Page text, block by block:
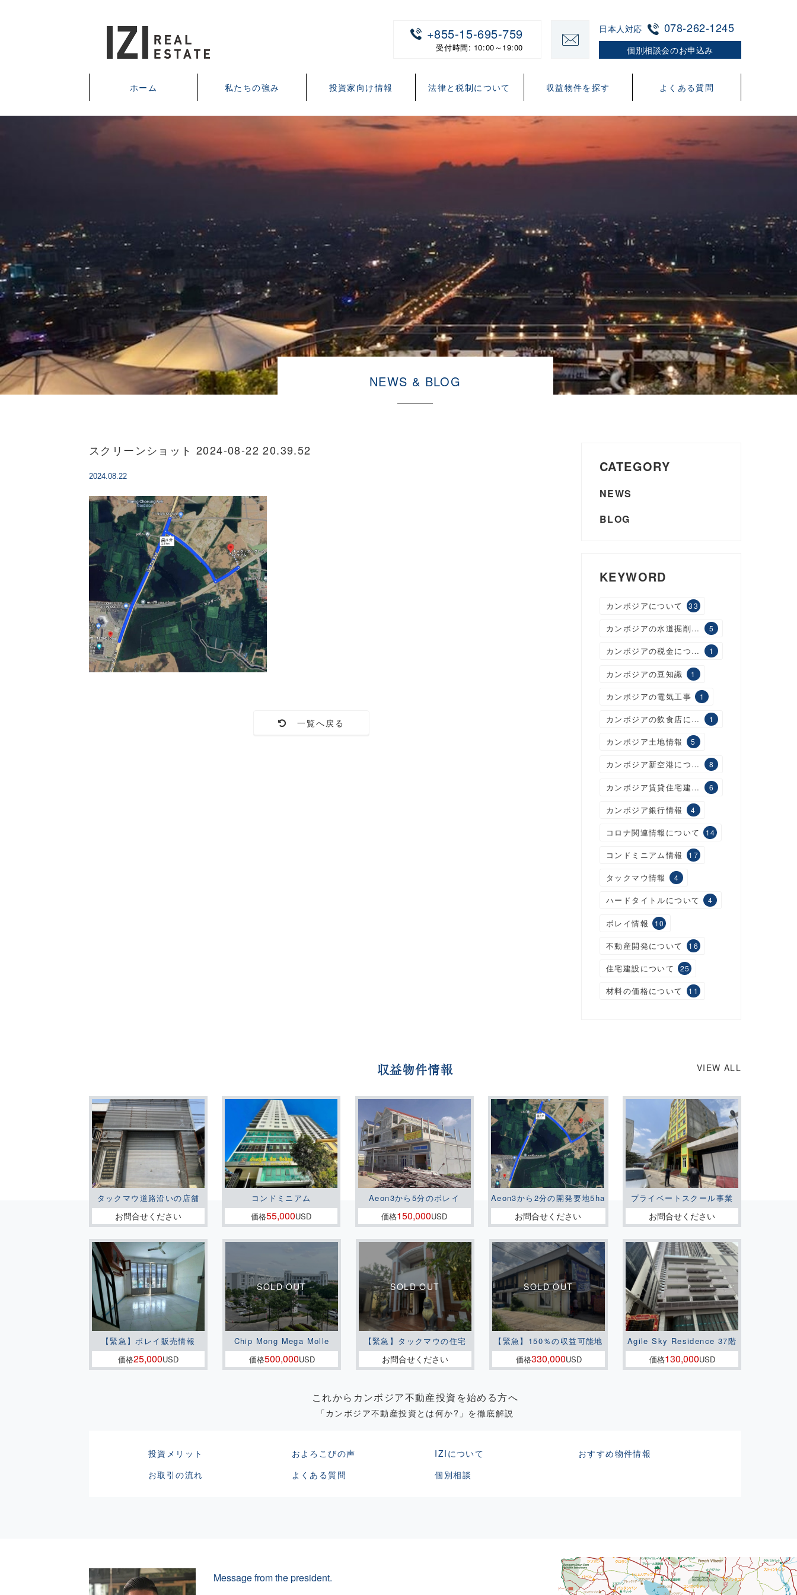
日本人対応 078-262-1245
個別相談会のお申込み
+855-15-695-759
受付時間: 10:00～19:00
ホーム 私たちの強み 投資家向け情報 法律と税制について 収益物件を探す よくある質問
NEWS & BLOG
スクリーンショット 2024-08-22 20.39.52
2024.08.22
一覧へ戻る
CATEGORY
NEWS
BLOG
KEYWORD
カンボジアについて 33
カンボジアの水道掘削工事 5
カンボジアの税金について 1
カンボジアの豆知識 1
カンボジアの電気工事 1
カンボジアの飲食店について 1
カンボジア土地情報 5
カンボジア新空港について 8
カンボジア賃貸住宅建設について 6
カンボジア銀行情報 4
コロナ関連情報について 14
コンドミニアム情報 17
タックマウ情報 4
ハードタイトルについて 4
ボレイ情報 10
不動産開発について 16
住宅建設について 25
材料の価格について 11
収益物件情報 VIEW ALL
タックマウ道路沿いの店舗
お問合せください
コンドミニアム
価格55,000USD
Aeon3から5分のボレイ
価格150,000USD
Aeon3から2分の開発要地5ha
お問合せください
プライベートスクール事業
お問合せください
【緊急】ボレイ販売情報
価格25,000USD
Chip Mong Mega Molle
価格500,000USD
【緊急】タックマウの住宅
お問合せください
【緊急】150％の収益可能地
価格330,000USD
Agile Sky Residence 37階
価格130,000USD
これからカンボジア不動産投資を始める方へ
「カンボジア不動産投資とは何か?」を徹底解説
投資メリット およろこびの声 IZIについて
おすすめ物件情報
お取引の流れ
よくある質問 個別相談
Message from the president.